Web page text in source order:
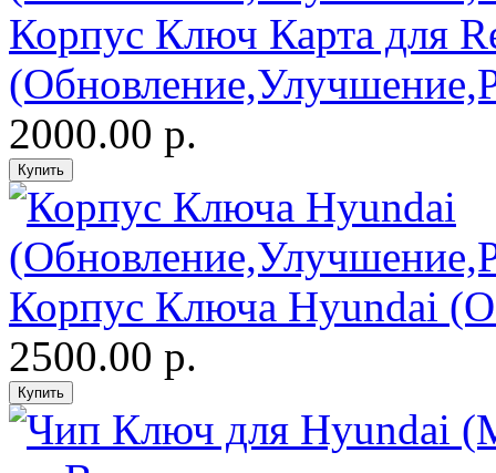
Корпус Ключ Карта для
2000.00 р.
Корпус Ключа Hyundai
2500.00 р.